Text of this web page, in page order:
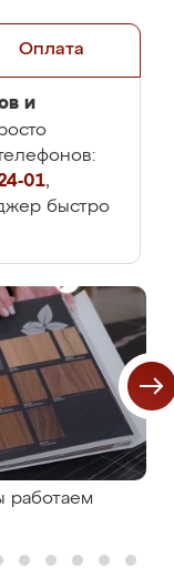
Оплата
и
01,
быстро
работаем